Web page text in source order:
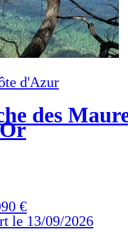
d'Azur
des
€
le 13/09/2026